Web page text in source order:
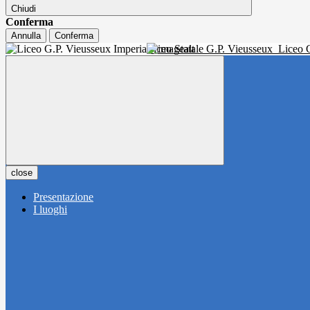
Chiudi
Conferma
Annulla Conferma
Liceo Statale G.P. Vieusseux Liceo
close
Presentazione
I luoghi